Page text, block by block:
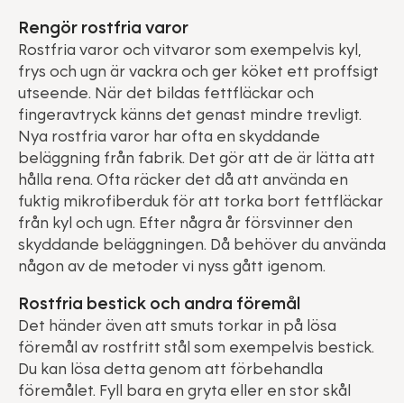
Rengör rostfria varor
Rostfria varor och vitvaror som exempelvis kyl,
frys och ugn är vackra och ger köket ett proffsigt
utseende. När det bildas fettfläckar och
fingeravtryck känns det genast mindre trevligt.
Nya rostfria varor har ofta en skyddande
beläggning från fabrik. Det gör att de är lätta att
hålla rena. Ofta räcker det då att använda en
fuktig mikrofiberduk för att torka bort fettfläckar
från kyl och ugn. Efter några år försvinner den
skyddande beläggningen. Då behöver du använda
någon av de metoder vi nyss gått igenom.
Rostfria bestick och andra föremål
Det händer även att smuts torkar in på lösa
föremål av rostfritt stål som exempelvis bestick.
Du kan lösa detta genom att förbehandla
föremålet. Fyll bara en gryta eller en stor skål